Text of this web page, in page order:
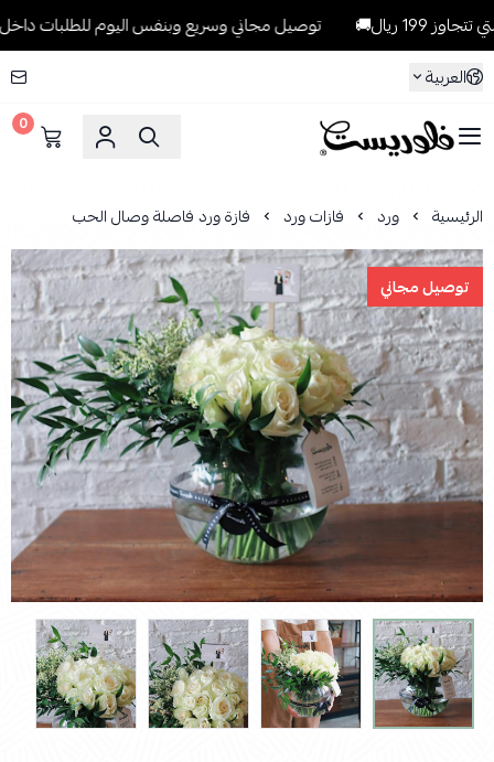
توصيل مجاني وسريع وبنفس اليوم للطلبات داخل الرياض
العربية
فلوريست Florist
0
الرئيسية ورد فازات ورد فازة ورد فاصلة وصال الحب
توصيل مجاني